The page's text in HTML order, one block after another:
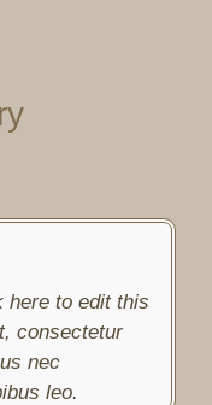
here to edit this
consectetur
nec
leo.